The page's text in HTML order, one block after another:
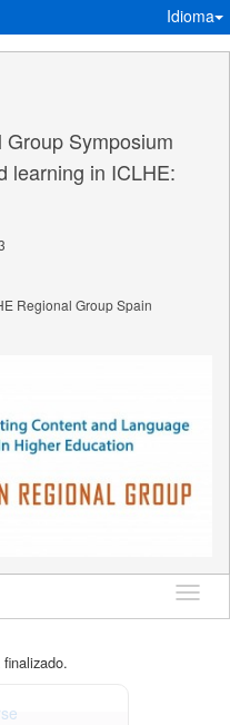
Idioma
Symposium
learning in ICLHE:
Regional Group Spain
Idioma